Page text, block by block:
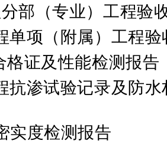
部（专业）工程验
单项（附属）工程
格证及性能检测报告
抗渗试验记录及防
实度检测报告